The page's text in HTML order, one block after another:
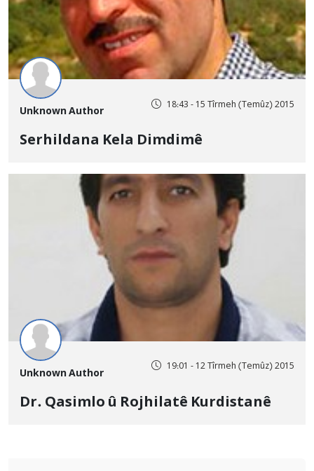
Unknown Author
18:43 - 15 Tîrmeh (Temûz) 2015
Serhildana Kela Dimdimê
Unknown Author
19:01 - 12 Tîrmeh (Temûz) 2015
Dr. Qasimlo û Rojhilatê Kurdistanê